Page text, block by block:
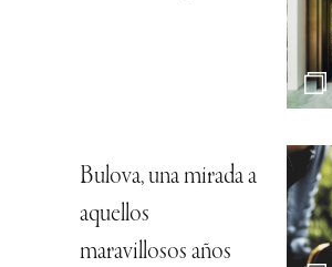
Bulova, una mirada a
aquellos
maravillosos años